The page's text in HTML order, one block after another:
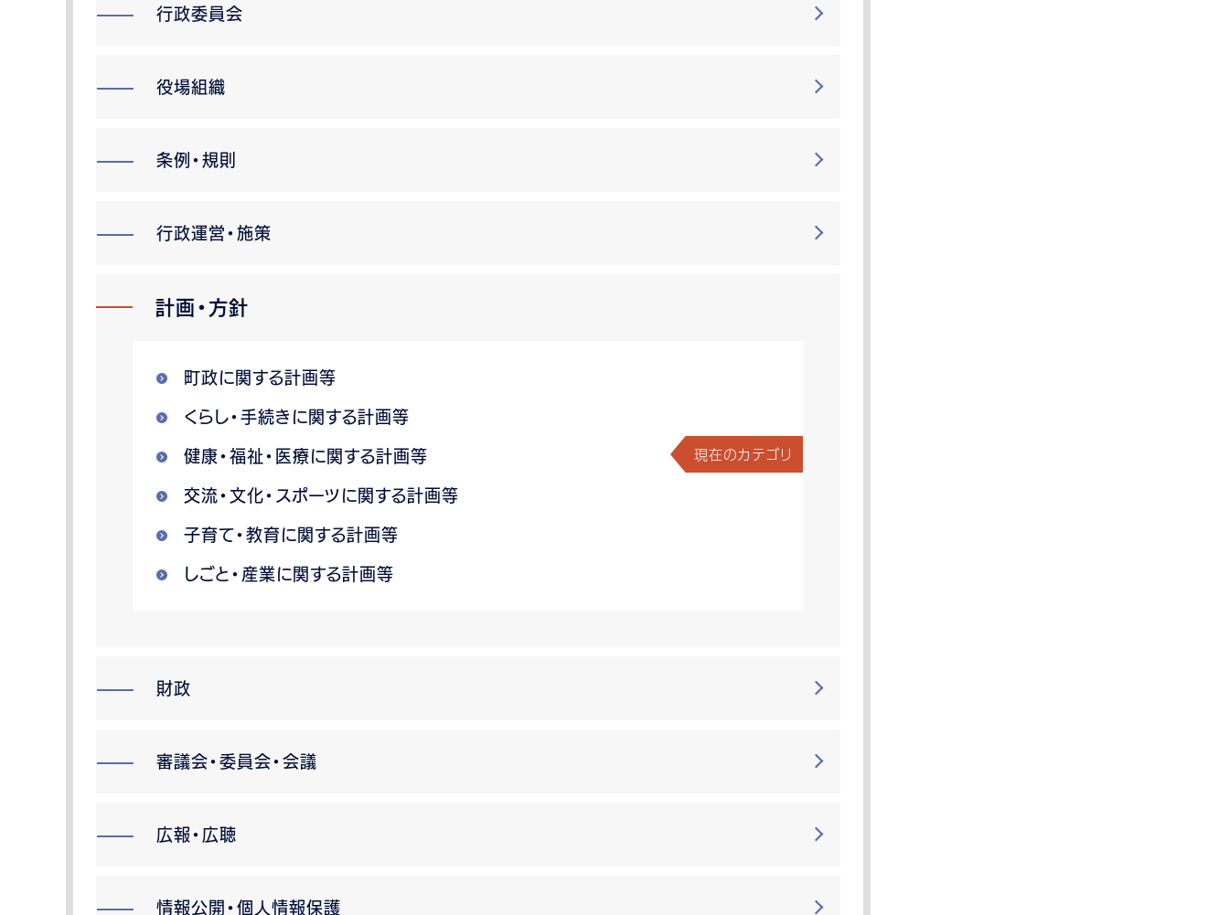
行政委員会
役場組織
条例・規則
行政運営・施策
計画・方針
町政に関する計画等
くらし・手続きに関する計画等
健康・福祉・医療に関する計画等 現在のカテゴリ
交流・文化・スポーツに関する計画等
子育て・教育に関する計画等
しごと・産業に関する計画等
財政
審議会・委員会・会議
広報・広聴
情報公開・個人情報保護